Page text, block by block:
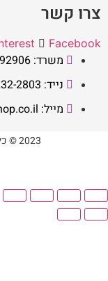
צרו קשר
Facebook
משרד: 03-6192906
נייד: 054-232-2803
מייל: sells@myheartshop.co.il
2023 © כל הזכויות שמורות לאתר MyHeART